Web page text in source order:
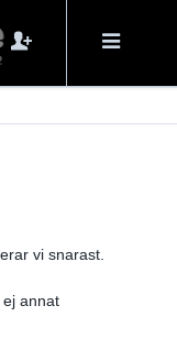
vi snarast.
ej annat